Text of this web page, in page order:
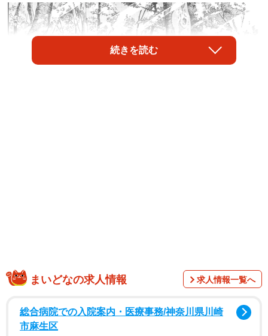
続きを読む
まいどなの求人情報 求人情報一覧へ
総合病院での入院案内・医療事務/神奈川県川崎
市麻生区